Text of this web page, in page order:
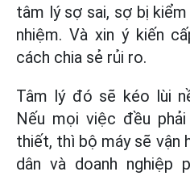
tâm lý sợ sai, sợ bị
nhiệm. Và xin ý kiến
cách chia sẻ rủi ro.
Tâm lý đó sẽ kéo lùi
Nếu mọi việc đều
thiết, thì bộ máy sẽ vận
dân và doanh nghiệp